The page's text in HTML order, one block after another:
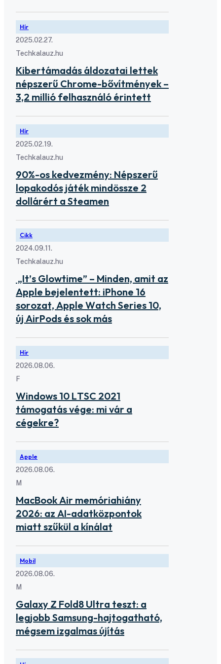
Hír
2025.02.27.
Techkalauz.hu
Kibertámadás áldozatai lettek
népszerű Chrome-bővítmények –
3,2 millió felhasználó érintett
Hír
2025.02.19.
Techkalauz.hu
90%-os kedvezmény: Népszerű
lopakodós játék mindössze 2
dollárért a Steamen
Cikk
2024.09.11.
Techkalauz.hu
„It’s Glowtime” – Minden, amit az
Apple bejelentett: iPhone 16
sorozat, Apple Watch Series 10,
új AirPods és sok más
Hír
2026.08.06.
F
Windows 10 LTSC 2021
támogatás vége: mi vár a
cégekre?
Apple
2026.08.06.
M
MacBook Air memóriahiány
2026: az AI-adatközpontok
miatt szűkül a kínálat
Mobil
2026.08.06.
M
Galaxy Z Fold8 Ultra teszt: a
legjobb Samsung-hajtogatható,
mégsem izgalmas újítás